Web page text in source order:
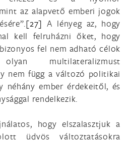
az alapvető emberi jogok
[27] A lényeg az, hogy
kell felruházni őket, hogy
fel nem adható célok
multilateralizmust
nem függ a változó politikai
néhány ember érdekeitől, és
rendelkezik.
hogy elszalasztjuk a
üdvös változtatásokra